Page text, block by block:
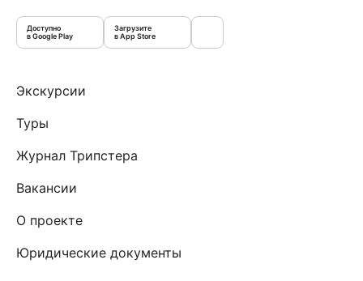
Доступно
в Google Play
Загрузите
в App Store
Экскурсии
Туры
Журнал Трипстера
Вакансии
О проекте
Юридические документы